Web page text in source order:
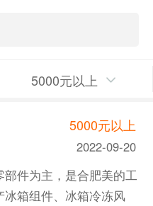
5000元以上
5000元以上
2022-09-20
件为主，是合肥美的工
箱组件、冰箱冷冻风